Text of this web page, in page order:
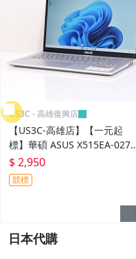
US3C - 高雄復興店
【US3C-高雄店】【一元起
標】華碩 ASUS X515EA-0271
G1135G7 15吋 FHD i5-1135G
7 16G 512G SSD 筆記型電腦
$ 2,950
競標
日本代購